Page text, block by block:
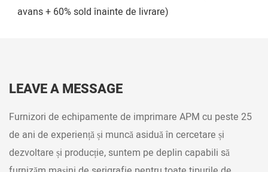
avans + 60% sold înainte de livrare)
LEAVE A MESSAGE
Furnizori de echipamente de imprimare APM cu peste 25
de ani de experiență și muncă asiduă în cercetare și
dezvoltare și producție, suntem pe deplin capabili să